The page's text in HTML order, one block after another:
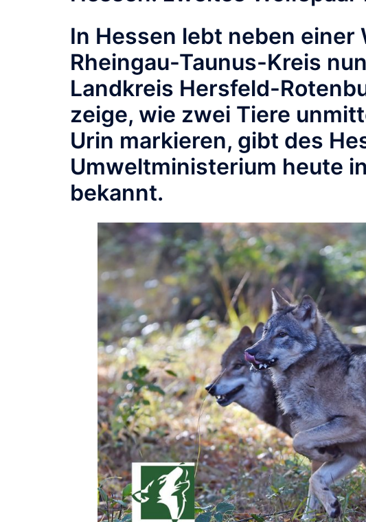
In Hessen lebt neben einer
Rheingau-Taunus-Kreis
Landkreis Hersfeld-
zeige, wie zwei Tiere
Urin markieren, gibt des
Umweltministerium heute
bekannt.